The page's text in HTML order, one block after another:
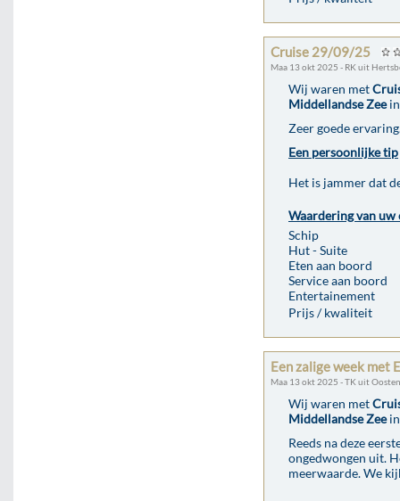
Cruise 29/09/25
Maa 13 okt 2025 - RK uit
Wij waren met
Middellandse Zeein
Zeer goede
Een persoonlijke tip
Het is jammer dat
Waardering van uw
Schip
Hut - Suite
Eten aan boord
Service aan boord
Entertainement
Prijs / kwaliteit
Een zalige week met
Maa 13 okt 2025 - TK uit
Wij waren met
Middellandse Zeein
Reeds na deze
ongedwongen uit.
meerwaarde. We